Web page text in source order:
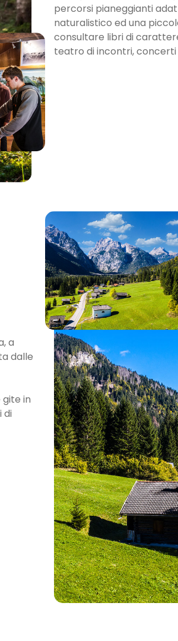
percorsi pianeggianti
naturalistico ed una
consultare libri di
teatro di incontri,
a
dalle
in
di